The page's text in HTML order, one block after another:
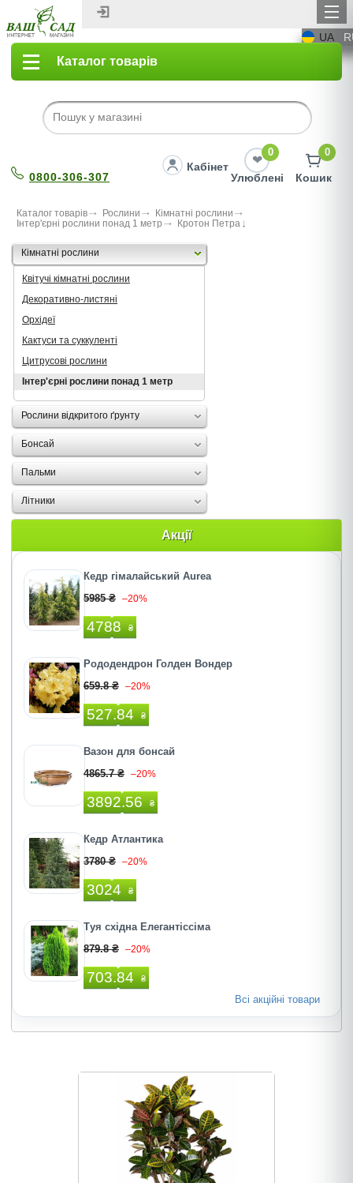
UA
Каталог товарів
0800-306-307
Кабінет
0
Улюблені
0
Кошик
Каталог товарів Рослини
Кімнатні рослини
Інтер'єрні рослини понад 1 метр
Кротон Петра
Кімнатні рослини
Квітучі кімнатні рослини
Декоративно-листяні
Орхідеї
Кактуси та суккуленті
Цитрусові рослини
Інтер'єрні рослини понад 1 метр
Рослини відкритого ґрунту
Бонсай
Пальми
Літники
Акції
Кедр гімалайський Aurea
5985 ₴ –20%
4788 ₴
Рододендрон Голден Вондер
659.8 ₴ –20%
527.84 ₴
Вазон для бонсай
4865.7 ₴ –20%
3892.56 ₴
Кедр Атлантика
3780 ₴ –20%
3024 ₴
Туя східна Елегантіссіма
879.8 ₴ –20%
703.84 ₴
Всі акційні товари